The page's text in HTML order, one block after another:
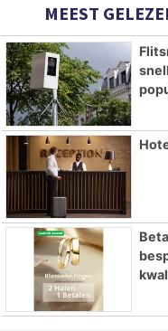
MEEST